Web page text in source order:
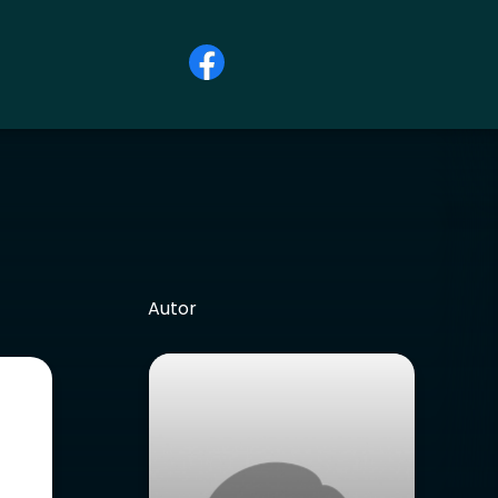
Autor